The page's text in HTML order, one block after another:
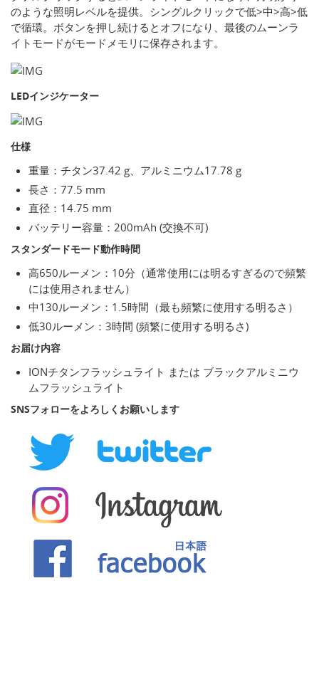
のような照明レベルを提供。シングルクリックで低>中>高>低
で循環。ボタンを押し続けるとオフになり、最後のムーンラ
イトモードがモードメモリに保存されます。
LEDインジケーター
仕様
重量：チタン37.42 g、アルミニウム17.78 g
長さ：77.5 mm
直径：14.75 mm
バッテリー容量：200mAh (交換不可)
スタンダードモード動作時間
高650ルーメン：10分（通常使用には明るすぎるので頻繁
には使用されません）
中130ルーメン：1.5時間（最も頻繁に使用する明るさ）
低30ルーメン：3時間 (頻繁に使用する明るさ)
お届け内容
IONチタンフラッシュライト または ブラックアルミニウ
ムフラッシュライト
SNSフォローをよろしくお願いします